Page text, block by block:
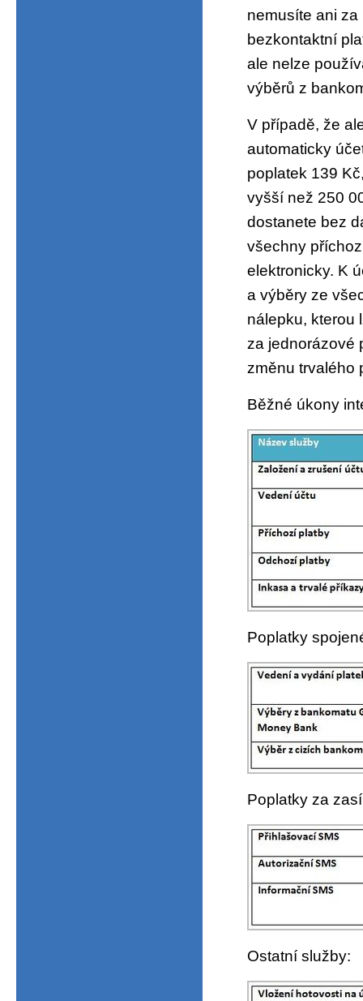
nemusíte ani
bezkontaktní
ale nelze
výběrů z
V případě, že
automaticky
poplatek 139
vyšší než 250
dostanete bez
všechny
elektronicky. K
a výběry ze
nálepku, kterou
za jednorázové
změnu trvalého
Běžné úkony
Poplatky
Poplatky za
Ostatní služby: